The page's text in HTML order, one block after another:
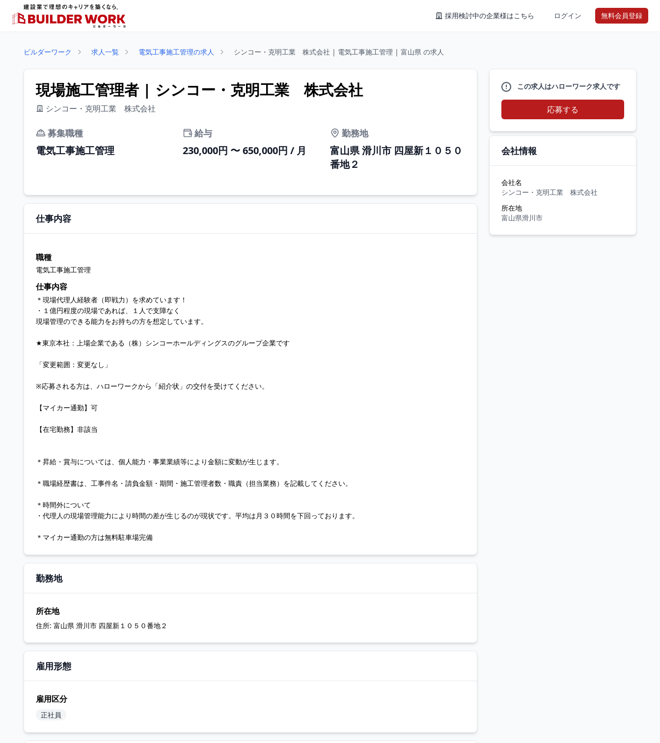
採用検討中の企業様はこちら ログイン 無料会員登録
ビルダーワーク 求人一覧 電気工事施工管理の求人 シンコー・克明工業 株式会社 | 電気工事施工管理 | 富山県 の求人
現場施工管理者 | シンコー・克明工業 株式会社
シンコー・克明工業 株式会社
募集職種
電気工事施工管理
給与
230,000円 〜 650,000円 / 月
勤務地
富山県 滑川市 四屋新１０５０
番地２
仕事内容
職種
電気工事施工管理
仕事内容
＊現場代理人経験者（即戦力）を求めています！
・１億円程度の現場であれば、１人で支障なく
現場管理のできる能力をお持ちの方を想定しています。
★東京本社：上場企業である（株）シンコーホールディングスのグループ企業です
「変更範囲：変更なし」
※応募される方は、ハローワークから「紹介状」の交付を受けてください。
【マイカー通勤】可
【在宅勤務】非該当
＊昇給・賞与については、個人能力・事業業績等により金額に変動が生じます。
＊職場経歴書は、工事件名・請負金額・期間・施工管理者数・職責（担当業務）を記載してください。
＊時間外について
・代理人の現場管理能力により時間の差が生じるのが現状です。平均は月３０時間を下回っております。
＊マイカー通勤の方は無料駐車場完備
勤務地
所在地
住所: 富山県 滑川市 四屋新１０５０番地２
雇用形態
雇用区分
正社員
この求人はハローワーク求人です
応募する
会社情報
会社名
シンコー・克明工業 株式会社
所在地
富山県滑川市